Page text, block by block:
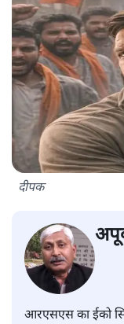
दीपक
आरएसएस का ईको